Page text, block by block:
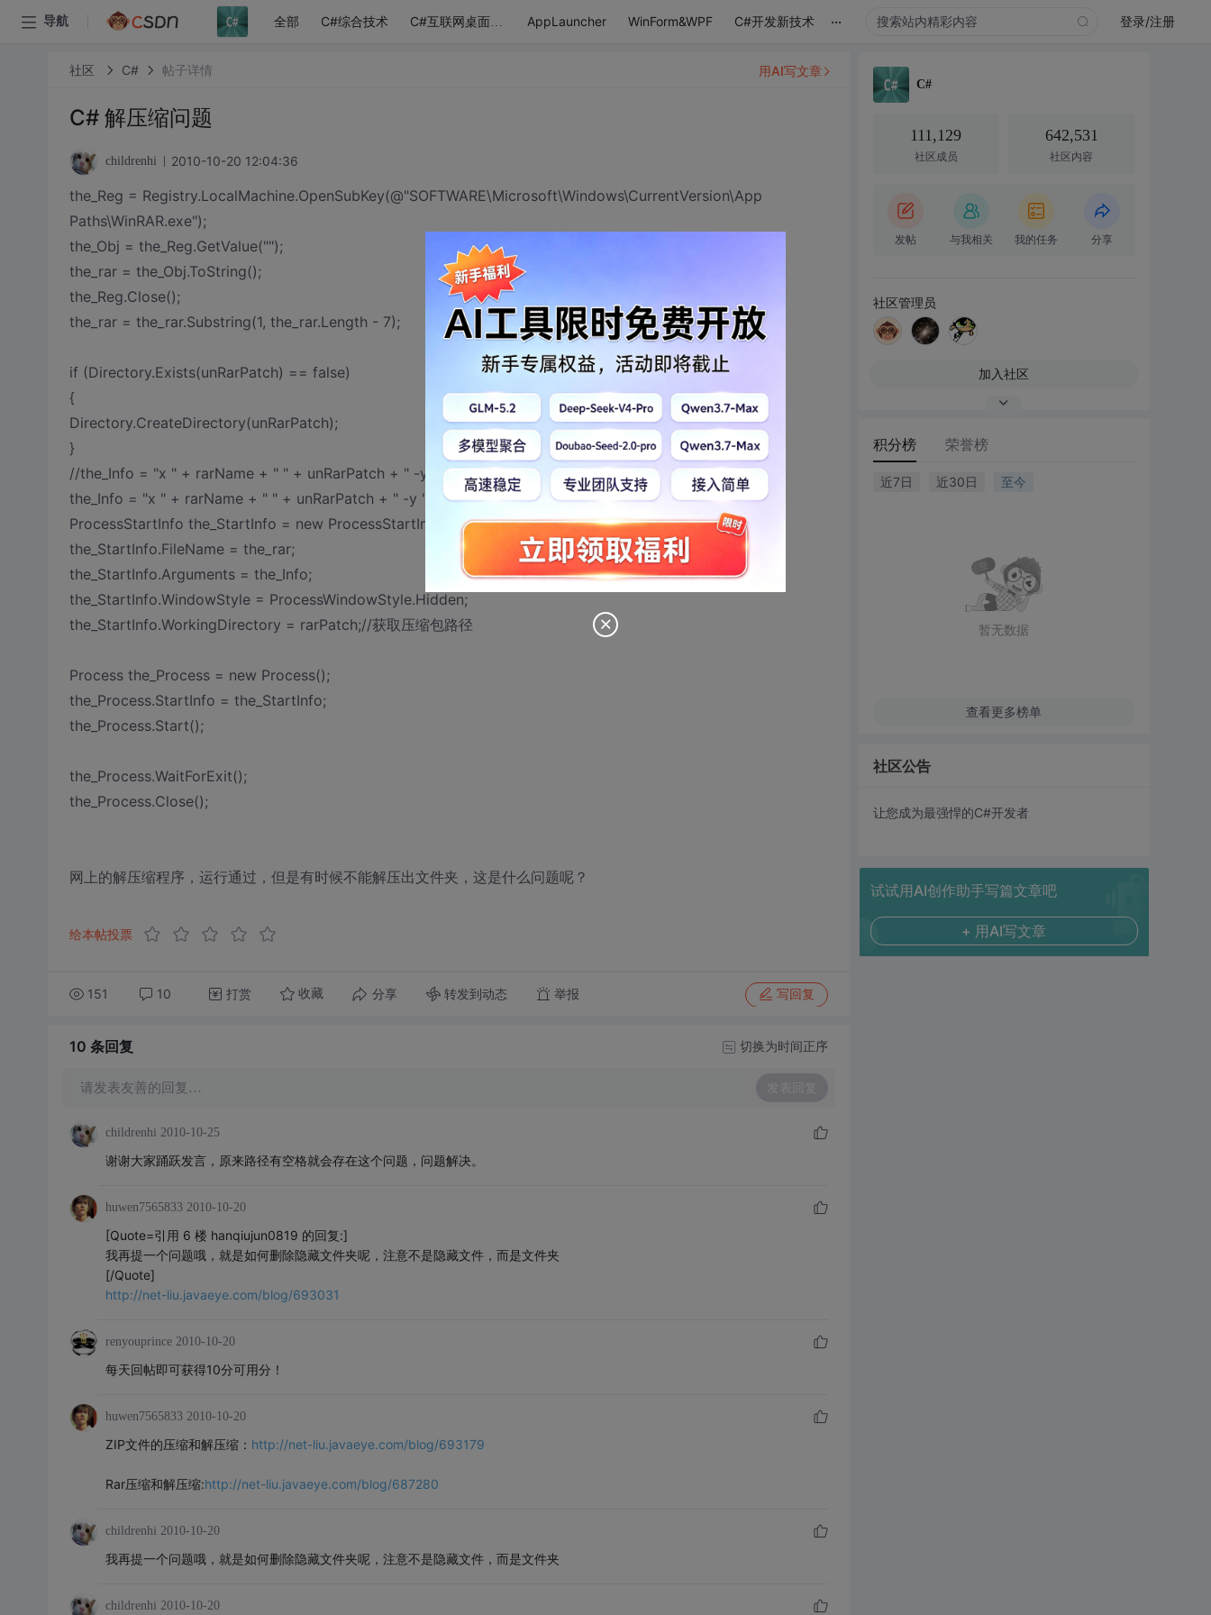
导航 全部 C#综合技术 C#互联网桌面应用 AppLauncher WinForm&WPF C#开发新技术 ... 登录/注册
社区 C# 帖子详情
C# 解压缩问题
childrenhi 2010-10-20 12:04:36
the_Reg = Registry.LocalMachine.OpenSubKey(@"SOFTWARE\Microsoft\Windows\CurrentVersion\App
Paths\WinRAR.exe");
the_Obj = the_Reg.GetValue("");
the_rar = the_Obj.ToString();
the_Reg.Close();
the_rar = the_rar.Substring(1, the_rar.Length - 7);
if (Directory.Exists(unRarPatch) == false)
{
Directory.CreateDirectory(unRarPatch);
}
//the_Info = "x " + rarName + " " + unRarPatch + " -y -ibck ";
the_Info = "x " + rarName + " " + unRarPatch + " -y ";
ProcessStartInfo the_StartInfo = new ProcessStartInfo();
the_StartInfo.FileName = the_rar;
the_StartInfo.Arguments = the_Info;
the_StartInfo.WindowStyle = ProcessWindowStyle.Hidden;
the_StartInfo.WorkingDirectory = rarPatch;//获取压缩包路径
Process the_Process = new Process();
the_Process.StartInfo = the_StartInfo;
the_Process.Start();
the_Process.WaitForExit();
the_Process.Close();
网上的解压缩程序，运行通过，但是有时候不能解压出文件夹，这是什么问题呢？
给本帖投票
151 10 打赏 收藏 分享 转发到动态 举报 写回复
用AI写文章
10 条回复 切换为时间正序
请发表友善的回复… 发表回复
childrenhi 2010-10-25
谢谢大家踊跃发言，原来路径有空格就会存在这个问题，问题解决。
huwen7565833 2010-10-20
[Quote=引用 6 楼 hanqiujun0819 的回复:]
我再提一个问题哦，就是如何删除隐藏文件夹呢，注意不是隐藏文件，而是文件夹
[/Quote]
http://net-liu.javaeye.com/blog/693031
renyouprince 2010-10-20
每天回帖即可获得10分可用分！
huwen7565833 2010-10-20
ZIP文件的压缩和解压缩： http://net-liu.javaeye.com/blog/693179
Rar压缩和解压缩:http://net-liu.javaeye.com/blog/687280
childrenhi 2010-10-20
我再提一个问题哦，就是如何删除隐藏文件夹呢，注意不是隐藏文件，而是文件夹
childrenhi 2010-10-20
C#
111,129
社区成员
642,531
社区内容
发帖 与我相关 我的任务 分享
社区管理员
加入社区
积分榜 荣誉榜
近7日 近30日 至今
暂无数据
查看更多榜单
社区公告
让您成为最强悍的C#开发者
试试用AI创作助手写篇文章吧
+ 用AI写文章